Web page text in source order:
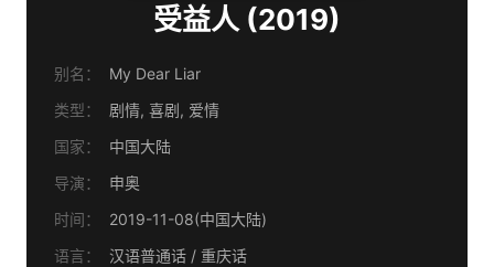
受益人 (2019)
别名：
My Dear Liar
类型：
剧情, 喜剧, 爱情
国家：
中国大陆
导演：
申奥
时间：
2019-11-08(中国大陆)
语言：
汉语普通话 / 重庆话